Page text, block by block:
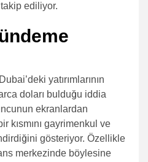
ediliyor.
yatırımlarının
doları bulduğu iddia
ekranlardan
kısmını gayrimenkul ve
gösteriyor. Özellikle
merkezinde böylesine